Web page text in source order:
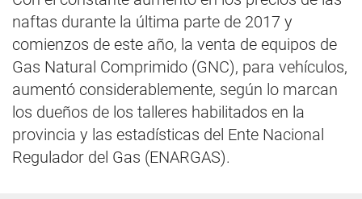
naftas durante la última parte de 2017 y
comienzos de este año, la venta de equipos de
Gas Natural Comprimido (GNC), para vehículos,
aumentó considerablemente, según lo marcan
los dueños de los talleres habilitados en la
provincia y las estadísticas del Ente Nacional
Regulador del Gas (ENARGAS).